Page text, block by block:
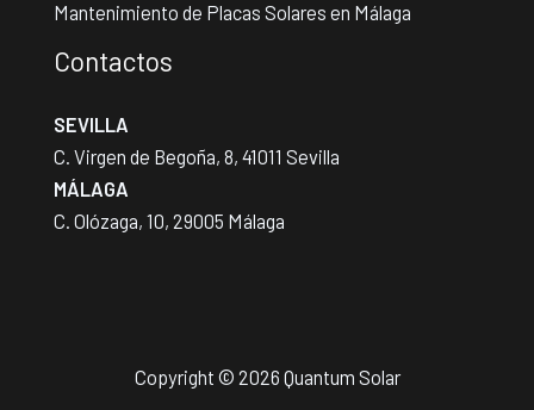
Mantenimiento de Placas Solares en Málaga
Contactos
SEVILLA
C. Virgen de Begoña, 8, 41011 Sevilla
MÁLAGA
C. Olózaga, 10, 29005 Málaga
Copyright © 2026 Quantum Solar